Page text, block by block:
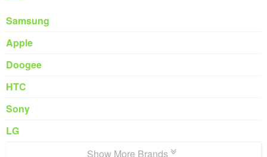
Samsung
Apple
Doogee
HTC
Sony
LG
Show More Brands